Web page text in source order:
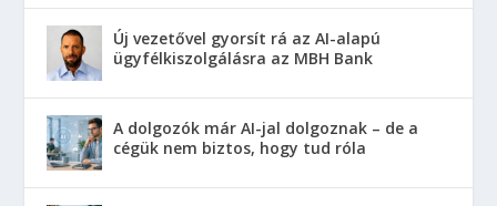
Új vezetővel gyorsít rá az AI-alapú
ügyfélkiszolgálásra az MBH Bank
A dolgozók már AI-jal dolgoznak – de a
cégük nem biztos, hogy tud róla